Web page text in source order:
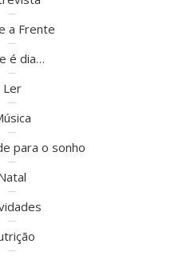
a Frente
é dia…
Ler
para o sonho